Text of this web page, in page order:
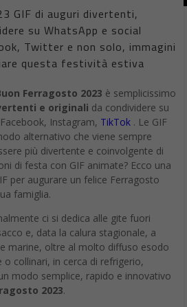
GIF di auguri divertenti,
su WhatsApp e social
Twitter e non solo, immagini
questa festività estiva
Ferragosto 2023 è semplicissimo
e originali da condividere su
Instagram, TikTok . Le GIF
alternativo che viene sempre
più divertente e coinvolgente di
di festa con GIF animate? Ecco una
per augurare un felice Ferragosto
famiglia.
ci si dedica alle gite fuori
e, data la calura stagionale, a
marine, oltre al molto diffuso esodo
collinari, in cerca di refrigerio,
modo semplice, rapido e innovativo
2023.